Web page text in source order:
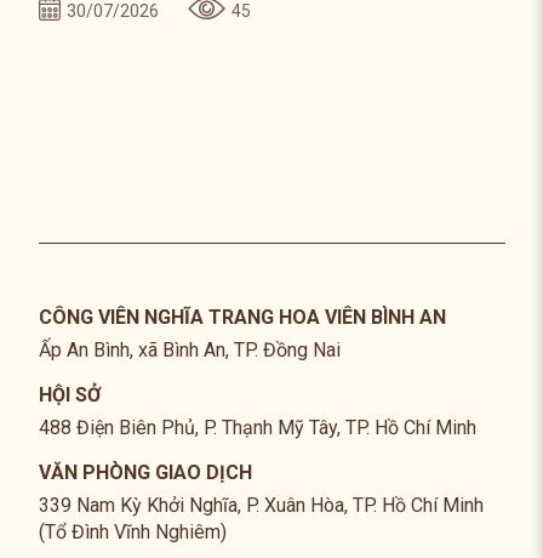
30/07/2026 45
CÔNG VIÊN NGHĨA TRANG HOA VIÊN BÌNH AN
Ấp An Bình, xã Bình An, TP. Đồng Nai
HỘI SỞ
488 Điện Biên Phủ, P. Thạnh Mỹ Tây, TP. Hồ Chí Minh
VĂN PHÒNG GIAO DỊCH
339 Nam Kỳ Khởi Nghĩa, P. Xuân Hòa, TP. Hồ Chí Minh
(Tổ Đình Vĩnh Nghiêm)